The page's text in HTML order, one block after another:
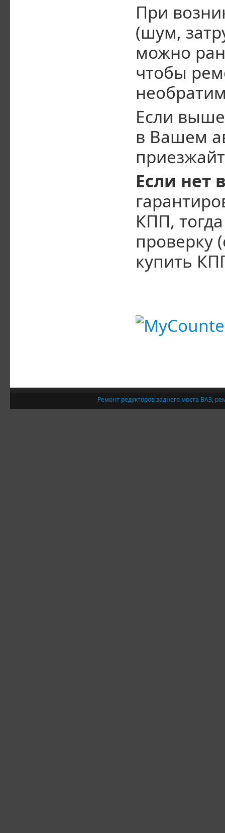
При
(шум,
можно
чтобы
Если
в Вашем
Если нет
КПП,
проверку
купить
Ремонт редукторов заднего моста ВАЗ,